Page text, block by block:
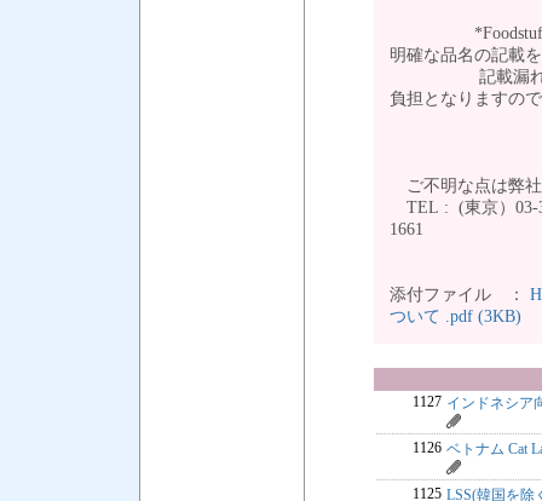
*Foodstuff /
明確な品名の記載
記載漏れ等に
負担となりますの
ご不明な点は弊
TEL : (東京）03-
添付ファイル ：
ついて .pdf (3KB)
1127 インドネシア
1126 ベトナム Cat
1125 LSS(韓国を除